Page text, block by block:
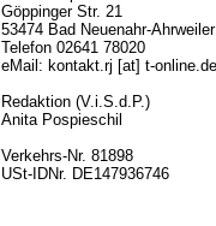
Göppinger Str. 21
53474 Bad Neuenahr-Ahrweiler
Telefon 02641 78020
eMail: kontakt.rj [at] t-online.de
Redaktion (V.i.S.d.P.)
Anita Pospieschil
Verkehrs-Nr. 81898
USt-IDNr. DE147936746